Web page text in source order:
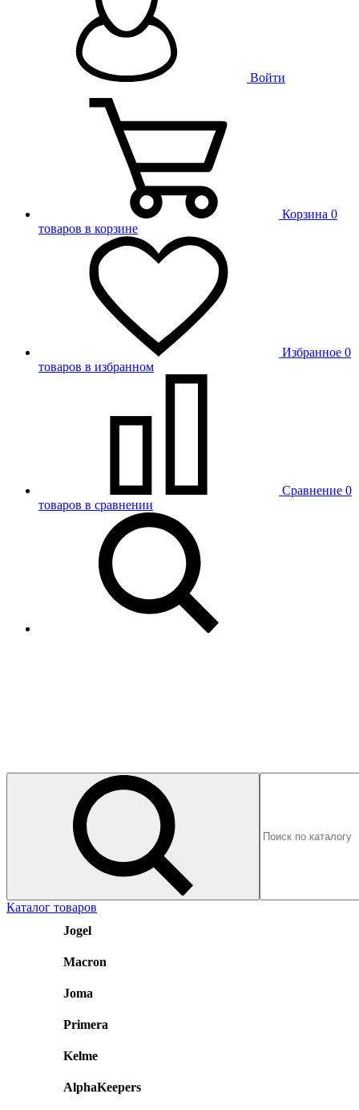
Войти
Корзина 0
товаров в корзине
Избранное 0
товаров в избранном
Сравнение 0
товаров в сравнении
Каталог товаров
Jogel
Macron
Joma
Primera
Kelme
AlphaKeepers